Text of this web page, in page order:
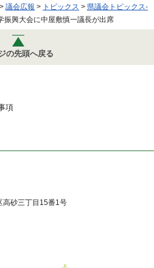
議会広報 > トピックス > 県議会トピックス-
振興大会に中屋敷慎一議長が出席
の先頭へ戻る
項
高砂三丁目15番1号